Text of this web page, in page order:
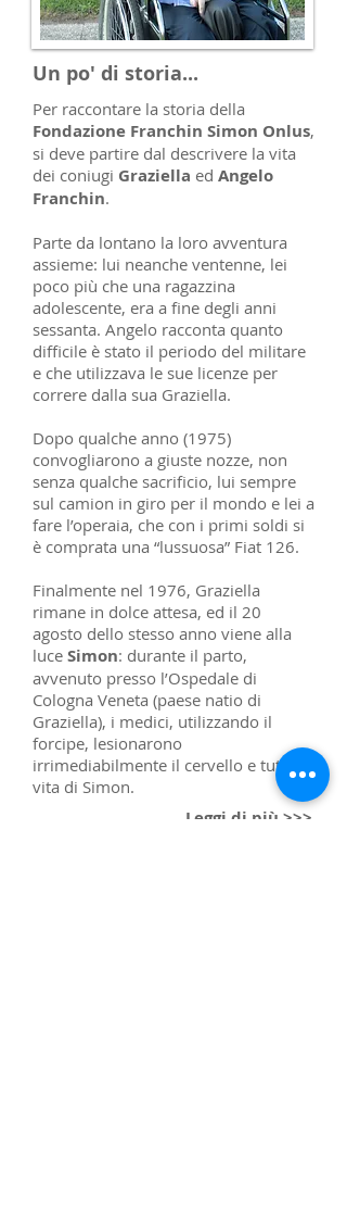
Un po' di storia...
Per raccontare la storia della
Fondazione Franchin Simon Onlus,
si deve partire dal descrivere la vita
dei coniugi Graziella ed Angelo
Franchin.
Parte da lontano la loro avventura
assieme: lui neanche ventenne, lei
poco più che una ragazzina
adolescente, era a fine degli anni
sessanta. Angelo racconta quanto
difficile è stato il periodo del militare
e che utilizzava le sue licenze per
correre dalla sua Graziella.
Dopo qualche anno (1975)
convogliarono a giuste nozze, non
senza qualche sacrificio, lui sempre
sul camion in giro per il mondo e lei a
fare l’operaia, che con i primi soldi si
è comprata una “lussuosa” Fiat 126.
Finalmente nel 1976, Graziella
rimane in dolce attesa, ed il 20
agosto dello stesso anno viene alla
luce Simon: durante il parto,
avvenuto presso l’Ospedale di
Cologna Veneta (paese natio di
Graziella), i medici, utilizzando il
forcipe, lesionarono
irrimediabilmente il cervello e tutta la
vita di Simon.
Leggi di più >>>